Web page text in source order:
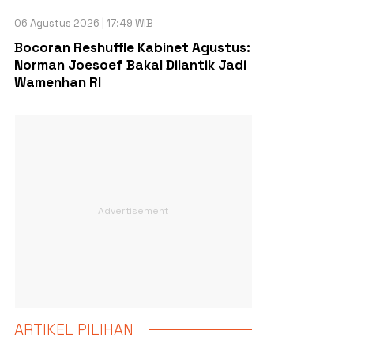
06 Agustus 2026 | 17:49 WIB
Bocoran Reshuffle Kabinet Agustus:
Norman Joesoef Bakal Dilantik Jadi
Wamenhan RI
ARTIKEL PILIHAN